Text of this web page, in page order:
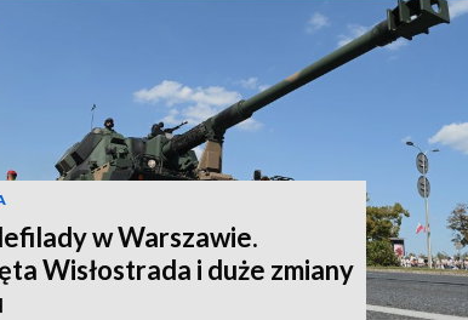
w Warszawie.
Wisłostrada i duże zmiany